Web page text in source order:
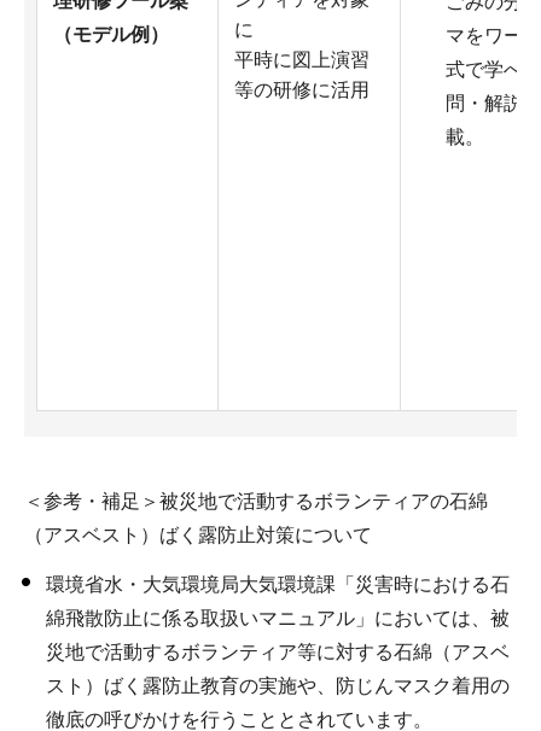
（モデル例）
に
平時に図上演習
等の研修に活用
マをワー
式で学べ
問・解説
載。
＜参考・補足＞被災地で活動するボランティアの石綿
（アスベスト）ばく露防止対策について
環境省水・大気環境局大気環境課「災害時における石
綿飛散防止に係る取扱いマニュアル」においては、被
災地で活動するボランティア等に対する石綿（アスベ
スト）ばく露防止教育の実施や、防じんマスク着用の
徹底の呼びかけを行うこととされています。